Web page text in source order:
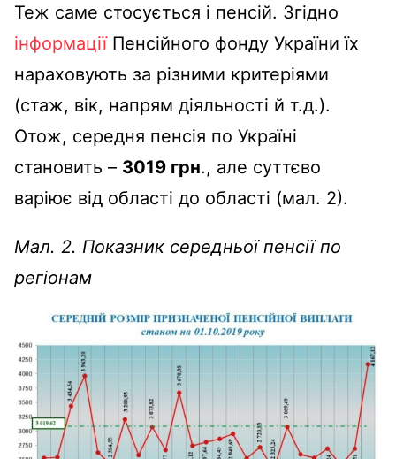
Теж саме стосується і пенсій. Згідно
інформаціїПенсійного фонду України їх
нараховують за різними критеріями
(стаж, вік, напрям діяльності й т.д.).
Отож, середня пенсія по Україні
становить – 3019 грн., але суттєво
варіює від області до області (мал. 2).
Мал. 2. Показник середньої пенсії по
регіонам